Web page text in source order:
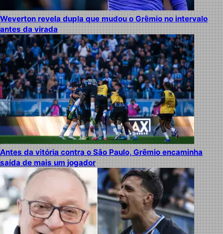
Weverton revela dupla que mudou o Grêmio no intervalo
antes da virada
Antes da vitória contra o São Paulo, Grêmio encaminha
saída de mais um jogador